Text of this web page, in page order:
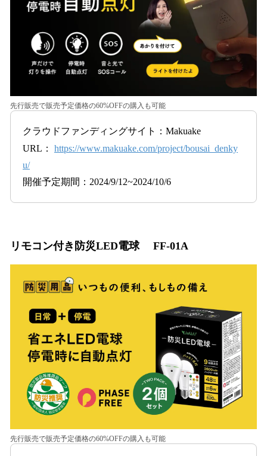
先行販売で販売予定価格の60%OFFの購入も可能
クラウドファンディングサイト：Makuake
URL： https://www.makuake.com/project/bousai_denky
u/
開催予定期間：2024/9/12~2024/10/6
リモコン付き防災LED電球 FF-01A
先行販売で販売予定価格の60%OFFの購入も可能